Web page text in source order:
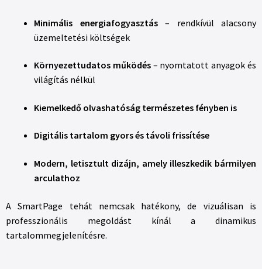
Minimális energiafogyasztás– rendkívül alacsony
üzemeltetési költségek
Környezettudatos működés– nyomtatott anyagok és
világítás nélkül
Kiemelkedő olvashatóság természetes fényben is
Digitális tartalom gyors és távoli frissítése
Modern, letisztult dizájn, amely illeszkedik bármilyen
arculathoz
A SmartPage tehát nemcsak hatékony, de vizuálisan is
professzionális megoldást kínál a dinamikus
tartalommegjelenítésre.